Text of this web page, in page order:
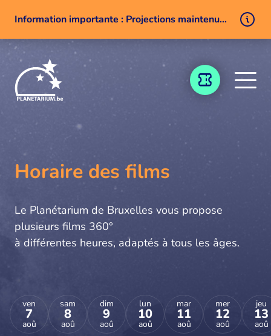
Information importante : Projections maintenues malgré un problème technique
Aller au contenu
BILLETTERIE
Horaire des films
Le Planétarium de Bruxelles vous propose
plusieurs films 360°
à différentes heures, adaptés à tous les âges.
ven
7
aoû
sam
8
aoû
dim
9
aoû
lun
10
aoû
mar
11
aoû
mer
12
aoû
jeu
13
aoû